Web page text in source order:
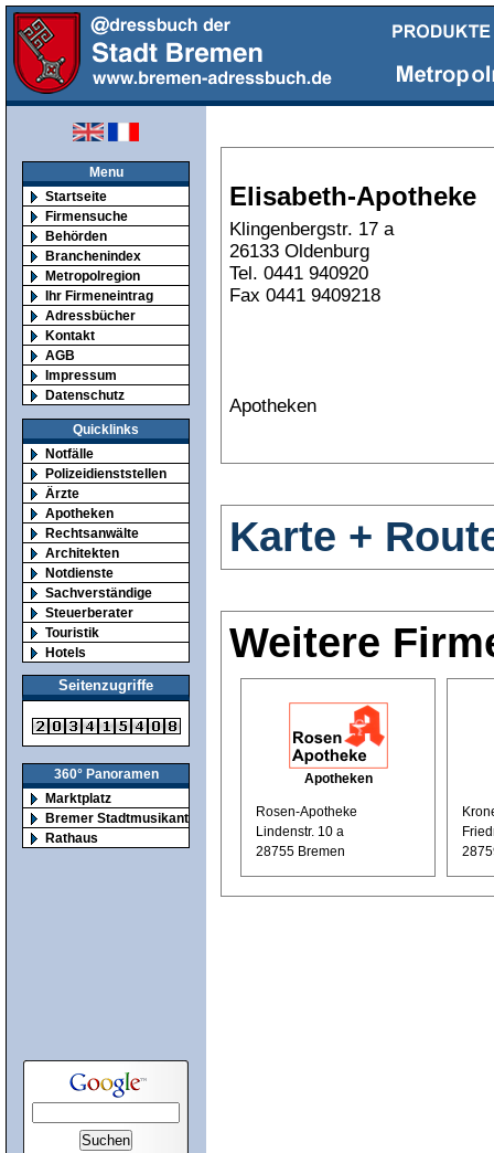
Menu
Startseite
Firmensuche
Behörden
Branchenindex
Metropolregion
Ihr Firmeneintrag
Adressbücher
Kontakt
AGB
Impressum
Datenschutz
Quicklinks
Notfälle
Polizeidienststellen
Ärzte
Apotheken
Rechtsanwälte
Architekten
Notdienste
Sachverständige
Steuerberater
Touristik
Hotels
Seitenzugriffe
360° Panoramen
Marktplatz
Bremer Stadtmusikanten
Rathaus
Elisabeth-Apotheke
Klingenbergstr. 17 a
26133 Oldenburg
Tel. 0441 940920
Fax 0441 9409218
Apotheken
Karte +
Weitere
Apotheken
Rosen-Apotheke
Lindenstr. 10 a
28755 Bremen